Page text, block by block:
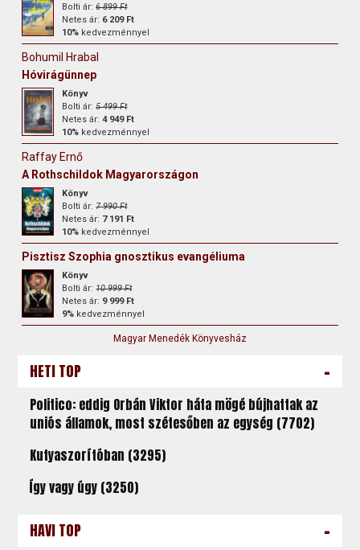
Bolti ár:6 899 Ft
Netes ár: 6 209 Ft
10% kedvezménnyel
Bohumil Hrabal
Hóvirágünnep
Könyv
Bolti ár:5 499 Ft
Netes ár:4 949 Ft
10% kedvezménnyel
Raffay Ernő
A Rothschildok Magyarországon
Könyv
Bolti ár:7 990 Ft
Netes ár: 7 191 Ft
10% kedvezménnyel
Pisztisz Szophia gnosztikus evangéliuma
Könyv
Bolti ár:10 999 Ft
Netes ár: 9 999 Ft
9% kedvezménnyel
Magyar Menedék Könyvesház
HETI TOP -
Politico: eddig Orbán Viktor háta mögé bújhattak az
uniós államok, most szétesőben az egység (7702)
Kutyaszorítóban (3295)
Így vagy úgy (3250)
HAVI TOP -